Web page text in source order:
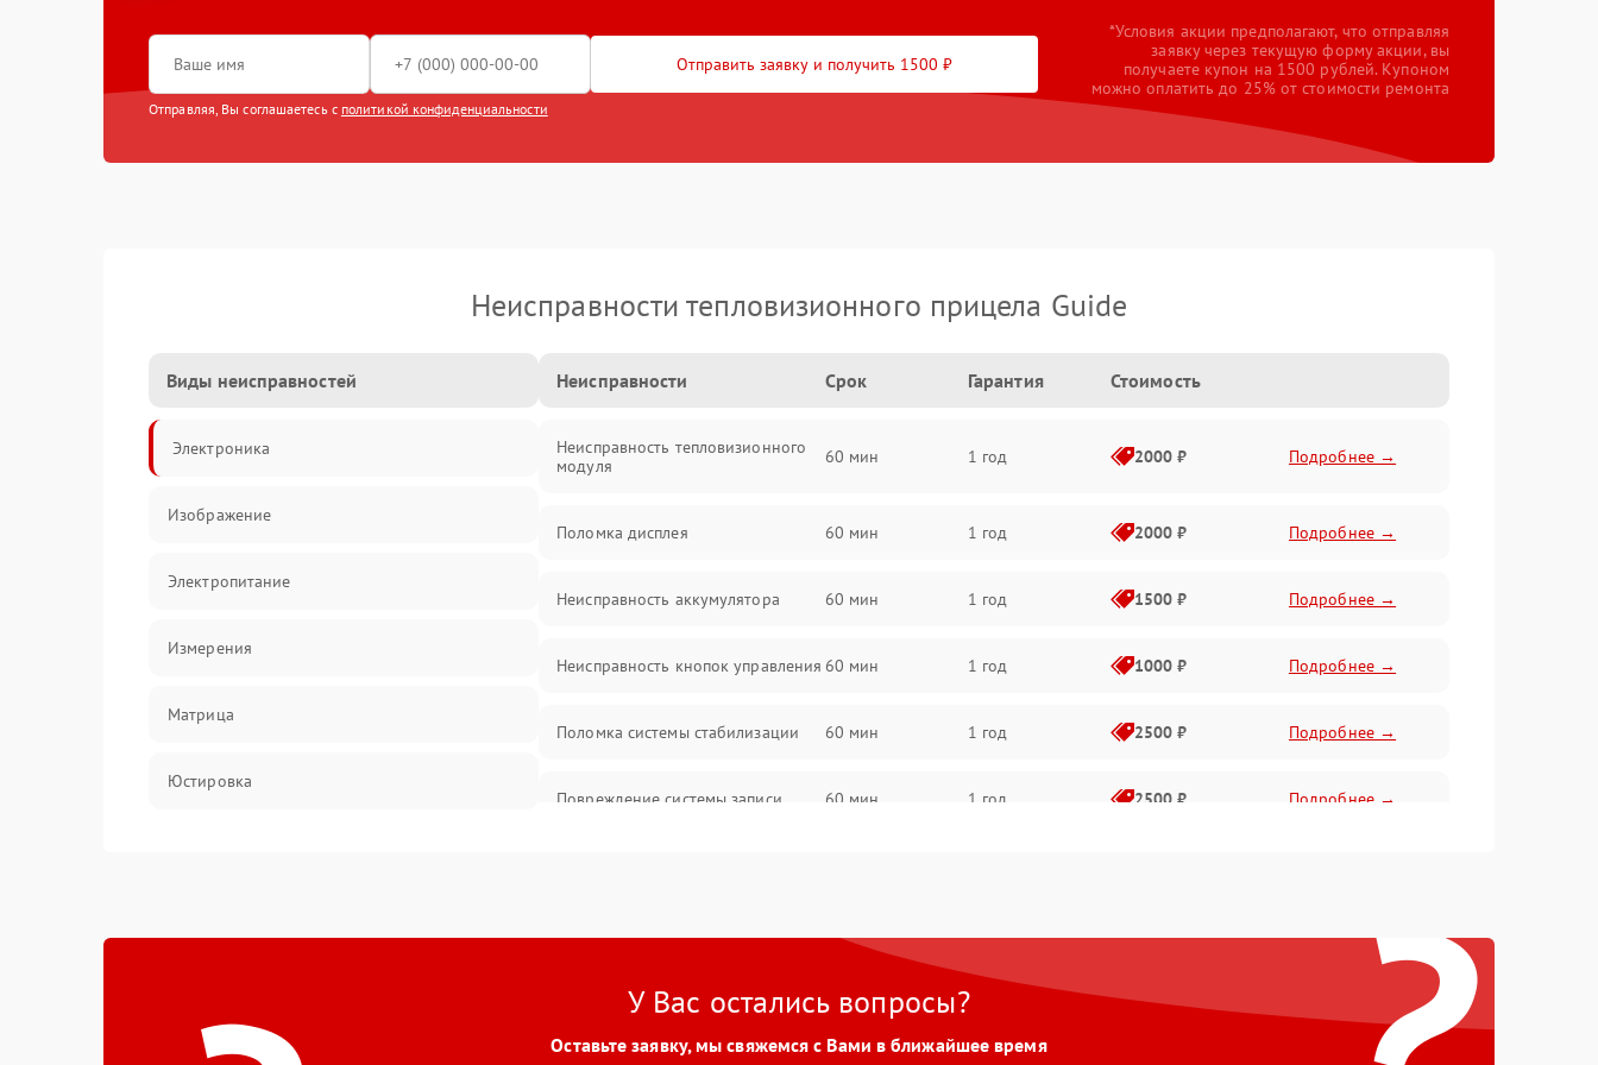
Отправить заявку и получить 1500 ₽
Отправляя, Вы соглашаетесь с политикой конфиденциальности
*Условия акции предполагают, что отправляя
заявку через текущую форму акции, вы
получаете купон на 1500 рублей. Купоном
можно оплатить до 25% от стоимости ремонта
Неисправности тепловизионного прицела Guide
Виды неисправностей
Электроника
Изображение
Электропитание
Измерения
Матрица
Юстировка
Неисправности Срок Гарантия Стоимость
Неисправность тепловизионного
модуля
60 мин 1 год 2000 ₽ Подробнее →
Поломка дисплея 60 мин 1 год 2000 ₽ Подробнее →
Неисправность аккумулятора 60 мин 1 год 1500 ₽ Подробнее →
Неисправность кнопок управления 60 мин 1 год 1000 ₽ Подробнее →
Поломка системы стабилизации 60 мин 1 год 2500 ₽ Подробнее →
Повреждение системы записи 60 мин 1 год 2500 ₽ Подробнее →
Повреждение системы защиты от
перегрузок
60 мин 1 год 1500 ₽
У Вас остались вопросы?
Оставьте заявку, мы свяжемся с Вами в ближайшее время